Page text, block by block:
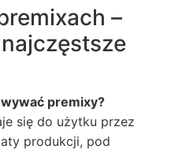
–
premixy?
się do użytku przez
produkcji, pod